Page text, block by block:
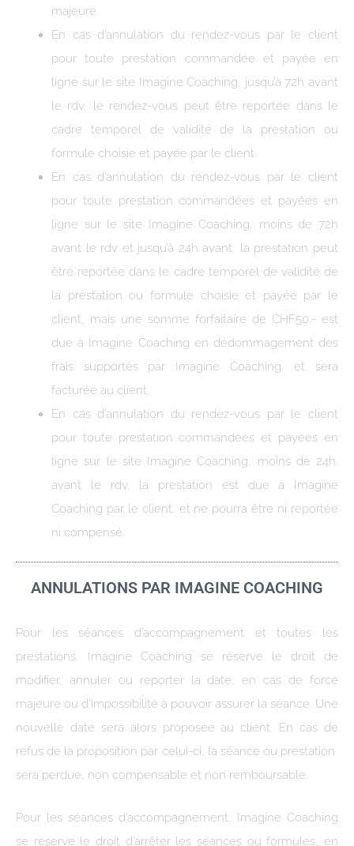
majeure.
En cas d’annulation du rendez-vous par le client
pour toute prestation commandée et payée en
ligne sur le site Imagine Coaching, jusqu’à 72h avant
le rdv, le rendez-vous peut être reportée dans le
cadre temporel de validité de la prestation ou
formule choisie et payée par le client.
En cas d’annulation du rendez-vous par le client
pour toute prestation commandées et payées en
ligne sur le site Imagine Coaching, moins de 72h
avant le rdv et jusqu’à 24h avant, la prestation peut
être reportée dans le cadre temporel de validité de
la prestation ou formule choisie et payée par le
client, mais une somme forfaitaire de CHF50.- est
due à Imagine Coaching en dédommagement des
frais supportés par Imagine Coaching, et sera
facturée au client.
En cas d’annulation du rendez-vous par le client
pour toute prestation commandées et payées en
ligne sur le site Imagine Coaching, moins de 24h.
avant le rdv, la prestation est due a Imagine
Coaching par le client, et ne pourra être ni reportée
ni compensé
ANNULATIONS PAR IMAGINE COACHING
Pour les séances d’accompagnement et toutes les
prestations, Imagine Coaching se réserve le droit de
modifier, annuler ou reporter la date, en cas de force
majeure ou d’impossibilité à pouvoir assurer la séance. Une
nouvelle date sera alors proposée au client. En cas de
refus de la proposition par celui-ci, la séance ou prestation
sera perdue, non compensable et non remboursable.
Pour les séances d’accompagnement, Imagine Coaching
se réserve le droit d’arrêter les séances ou formules, en